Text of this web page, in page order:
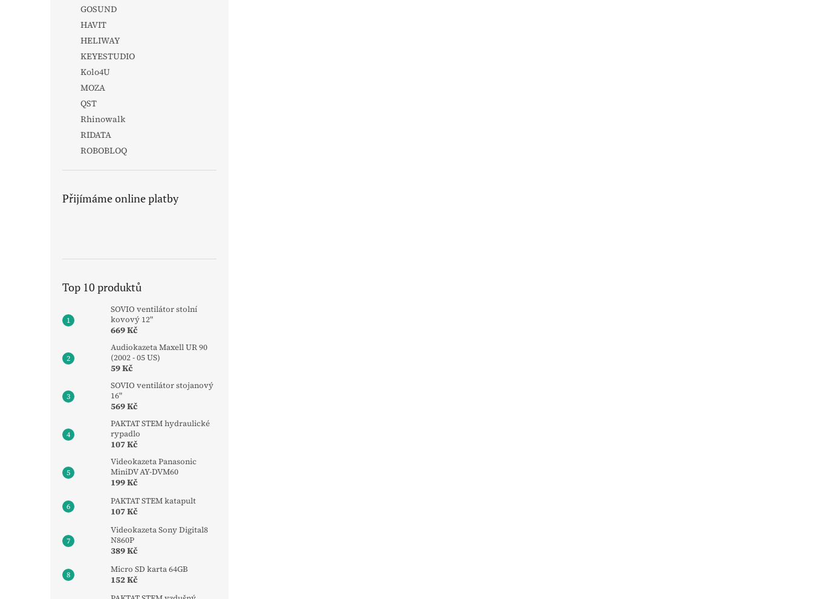
GOSUND
HAVIT
HELIWAY
KEYESTUDIO
Kolo4U
MOZA
QST
Rhinowalk
RIDATA
ROBOBLOQ
Přijímáme online platby
Top 10 produktů
SOVIO ventilátor stolní
kovový 12"
669 Kč
Audiokazeta Maxell UR 90
(2002 - 05 US)
59 Kč
SOVIO ventilátor stojanový
16"
569 Kč
PAKTAT STEM hydraulické
rypadlo
107 Kč
Videokazeta Panasonic
MiniDV AY-DVM60
199 Kč
PAKTAT STEM katapult
107 Kč
Videokazeta Sony Digital8
N860P
389 Kč
Micro SD karta 64GB
152 Kč